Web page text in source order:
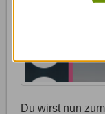
Du wirst nun